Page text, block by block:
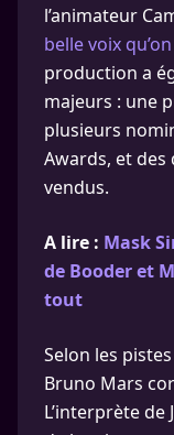
l’animateur
belle voix
production a
majeurs : une
plusieurs
Awards, et des
vendus.
A lire : Mask
de Booder et
tout
Selon les
Bruno Mars
L’interprète